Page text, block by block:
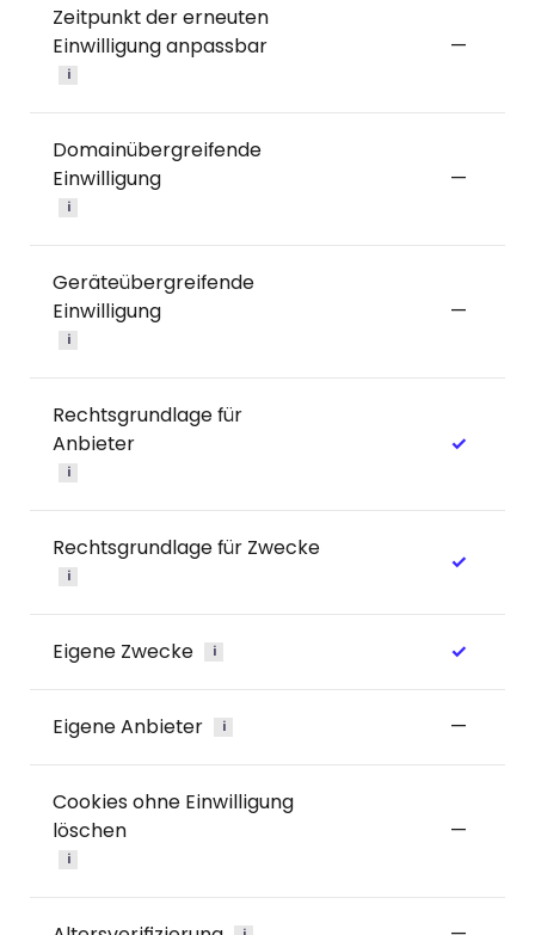
Zeitpunkt der erneuten
Einwilligung anpassbar
i
—
Domainübergreifende
Einwilligung
i
—
Geräteübergreifende
Einwilligung
i
—
Rechtsgrundlage für
Anbieter
i
✓
Rechtsgrundlage für Zwecke
i
✓
Eigene Zwecke i ✓
Eigene Anbieter i —
Cookies ohne Einwilligung
löschen
i
—